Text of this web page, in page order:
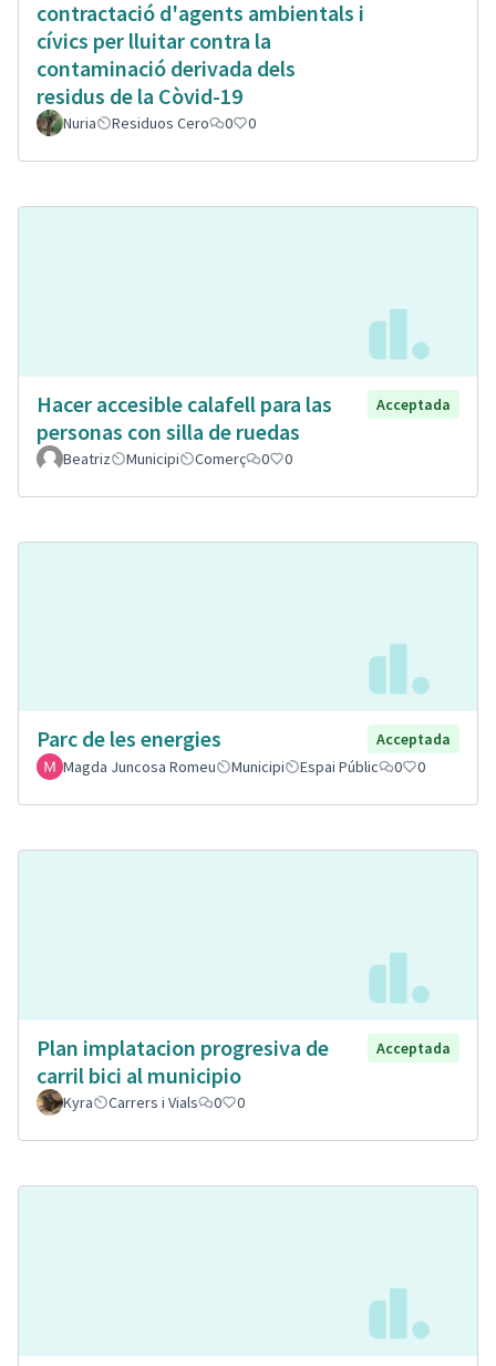
contractació d'agents ambientals i
cívics per lluitar contra la
contaminació derivada dels
residus de la Còvid-19
Nuria Residuos Cero 0 0
Hacer accesible calafell para las
personas con silla de ruedas
Acceptada
Beatriz Municipi Comerç 0 0
Parc de les energies
Acceptada
Magda Juncosa Romeu
Municipi Espai Públic 0 0
Plan implatacion progresiva de
carril bici al municipio
Acceptada
Kyra Carrers i Vials 0 0